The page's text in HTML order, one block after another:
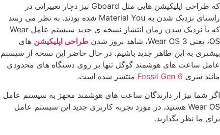
که طراحی اپلیکیشن هایی مثل Gboard نیز دچار تغییراتی در
راستای نزدیک شدن به Material You شده بودند. به نظر می رسد
که با نزدیک شدن زمان انتشار نسخه ی جدید سیستم عامل Wear
OS، یعنی Wear OS 3، شاهد بروز شدن
طراحی اپلیکیشن های
بیشتری به این ظاهر جدید باشیم. در حال حاضر این نسخه از سیستم
عامل ساعت های هوشمند گوگل تنها بر روی دستگاه های محدودی
مانند سری Fossil Gen 6 منتشر شده است.
اگر شما نیز از دارندگان ساعت های هوشمند مجهز به سیستم عامل
Wear OS هستید، در مورد تجربه کاربری جدید این سیستم عامل
برای ما نظر بگذارید.